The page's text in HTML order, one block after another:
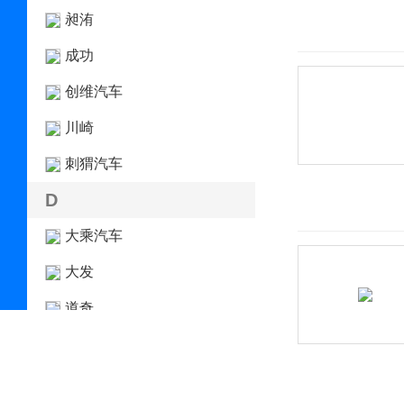
昶洧
成功
创维汽车
川崎
刺猬汽车
D
大乘汽车
大发
道奇